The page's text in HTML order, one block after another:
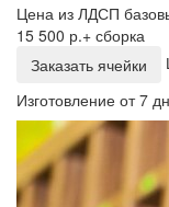
Цена из ЛДСП
15 500 р.+ сборка
Заказать ячейки
Изготовление от 7